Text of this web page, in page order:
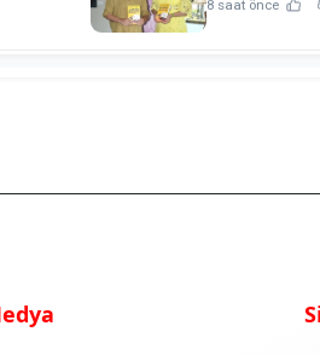
8 saat önce